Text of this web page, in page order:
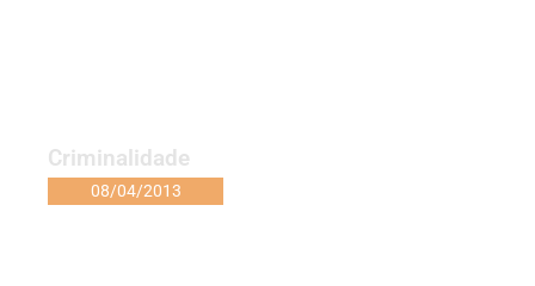
Criminalidade
08/04/2013